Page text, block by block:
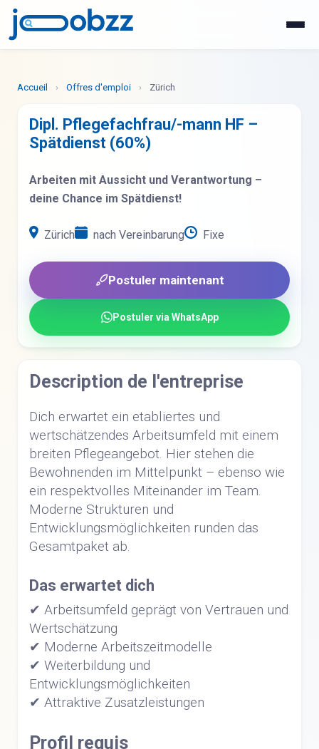
Accueil › Offres d'emploi › Zürich
Dipl. Pflegefachfrau/-mann HF –
Spätdienst (60%)
Arbeiten mit Aussicht und Verantwortung –
deine Chance im Spätdienst!
Zürich nach Vereinbarung Fixe
Postuler maintenant
Postuler via WhatsApp
Description de l'entreprise
Dich erwartet ein etabliertes und
wertschätzendes Arbeitsumfeld mit einem
breiten Pflegeangebot. Hier stehen die
Bewohnenden im Mittelpunkt – ebenso wie
ein respektvolles Miteinander im Team.
Moderne Strukturen und
Entwicklungsmöglichkeiten runden das
Gesamtpaket ab.
Das erwartet dich
✔ Arbeitsumfeld geprägt von Vertrauen und
Wertschätzung
✔ Moderne Arbeitszeitmodelle
✔ Weiterbildung und
Entwicklungsmöglichkeiten
✔ Attraktive Zusatzleistungen
Profil requis